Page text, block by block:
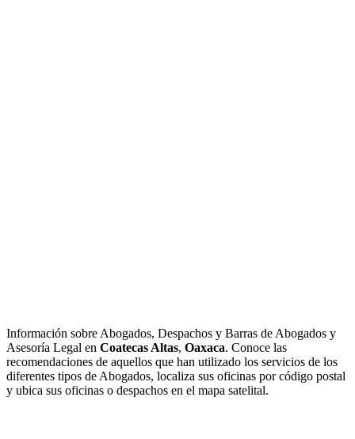
Información sobre Abogados, Despachos y Barras de Abogados y
Asesoría Legal en Coatecas Altas, Oaxaca. Conoce las
recomendaciones de aquellos que han utilizado los servicios de los
diferentes tipos de Abogados, localiza sus oficinas por código postal
y ubica sus oficinas o despachos en el mapa satelital.